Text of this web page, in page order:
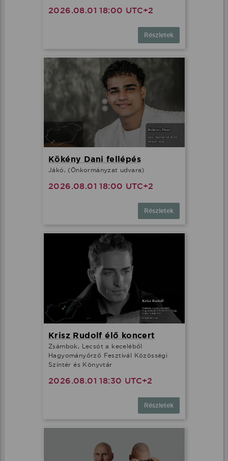
2026.08.01 18:00 UTC+2
Részletek
Kökény Dani fellépés
Jákó, (Önkormányzat udvara)
2026.08.01 18:00 UTC+2
Részletek
Krisz Rudolf élő koncert
Zsámbok, Lecsót a keceléből
Hagyományőrző Fesztivál Közösségi
Színtér és Könyvtár
2026.08.01 18:30 UTC+2
Részletek